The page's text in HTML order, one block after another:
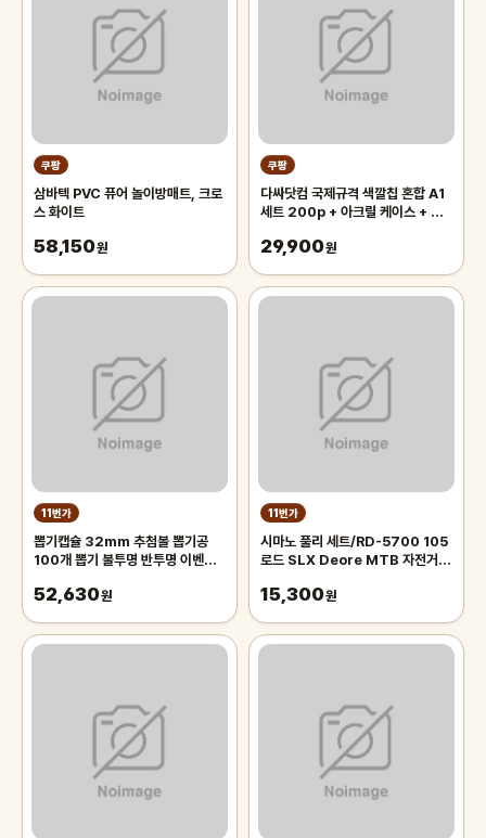
쿠팡
삼바텍 PVC 퓨어 놀이방매트, 크로
스 화이트
58,150원
쿠팡
다싸닷컴 국제규격 색깔칩 혼합 A1
세트 200p + 아크릴 케이스 + 트
트
29,900원
11번가
뽑기캡슐 32mm 추첨볼 뽑기공
100개 뽑기 불투명 반투명 이벤트
52,630원
11번가
시마노 풀리 세트/RD-5700 105
로드 SLX Deore MTB 자전거
M7000 호환 Y5XH98120
15,300원